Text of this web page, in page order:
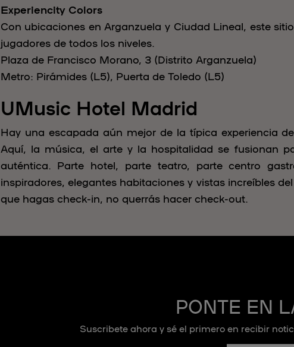
Experiencity Colors
Con ubicaciones en Arganzuela y Ciudad Lineal, este
jugadores de todos los niveles.
Plaza de Francisco Morano, 3 (Distrito Arganzuela)
Metro: Pirámides (L5), Puerta de Toledo (L5)
UMusic Hotel Madrid
Hay una escapada aún mejor de la típica experiencia
Aquí, la música, el arte y la hospitalidad se fusionan
auténtica. Parte hotel, parte teatro, parte centro
inspiradores, elegantes habitaciones y vistas increíbles
que hagas check-in, no querrás hacer check-out.
PONTE EN
Suscribete ahora y sé el primero en recibir